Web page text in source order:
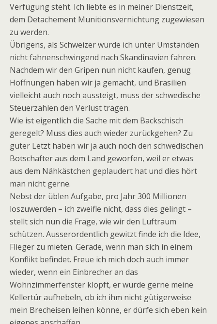
Verfügung steht. Ich liebte es in meiner Dienstzeit,
dem Detachement Munitionsvernichtung zugewiesen
zu werden.
Übrigens, als Schweizer würde ich unter Umständen
nicht fahnenschwingend nach Skandinavien fahren.
Nachdem wir den Gripen nun nicht kaufen, genug
Hoffnungen haben wir ja gemacht, und Brasilien
vielleicht auch noch aussteigt, muss der schwedische
Steuerzahlen den Verlust tragen.
Wie ist eigentlich die Sache mit dem Backschisch
geregelt? Muss dies auch wieder zurückgehen? Zu
guter Letzt haben wir ja auch noch den schwedischen
Botschafter aus dem Land geworfen, weil er etwas
aus dem Nähkästchen geplaudert hat und dies hört
man nicht gerne.
Nebst der üblen Aufgabe, pro Jahr 300 Millionen
loszuwerden – ich zweifle nicht, dass dies gelingt –
stellt sich nun die Frage, wie wir den Luftraum
schützen. Ausserordentlich gewitzt finde ich die Idee,
Flieger zu mieten. Gerade, wenn man sich in einem
Konflikt befindet. Freue ich mich doch auch immer
wieder, wenn ein Einbrecher an das
Wohnzimmerfenster klopft, er würde gerne meine
Kellertür aufhebeln, ob ich ihm nicht gütigerweise
mein Brecheisen leihen könne, er dürfe sich eben kein